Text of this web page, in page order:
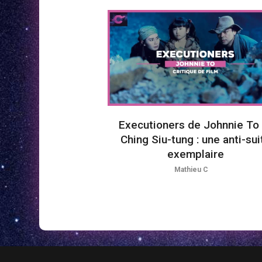
Executioners de Johnnie To
Ching Siu-tung : une anti-
exemplaire
Mathieu C